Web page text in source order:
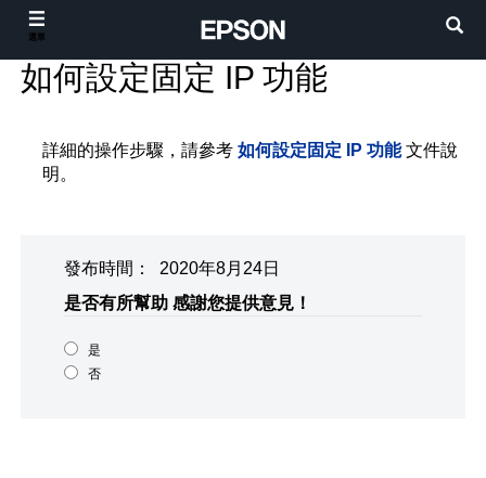
如何設定固定 IP 功能
詳細的操作步驟，請參考 如何設定固定 IP 功能文件說
明。
發布時間： 2020年8月24日
是否有所幫助 感謝您提供意見！
是
否